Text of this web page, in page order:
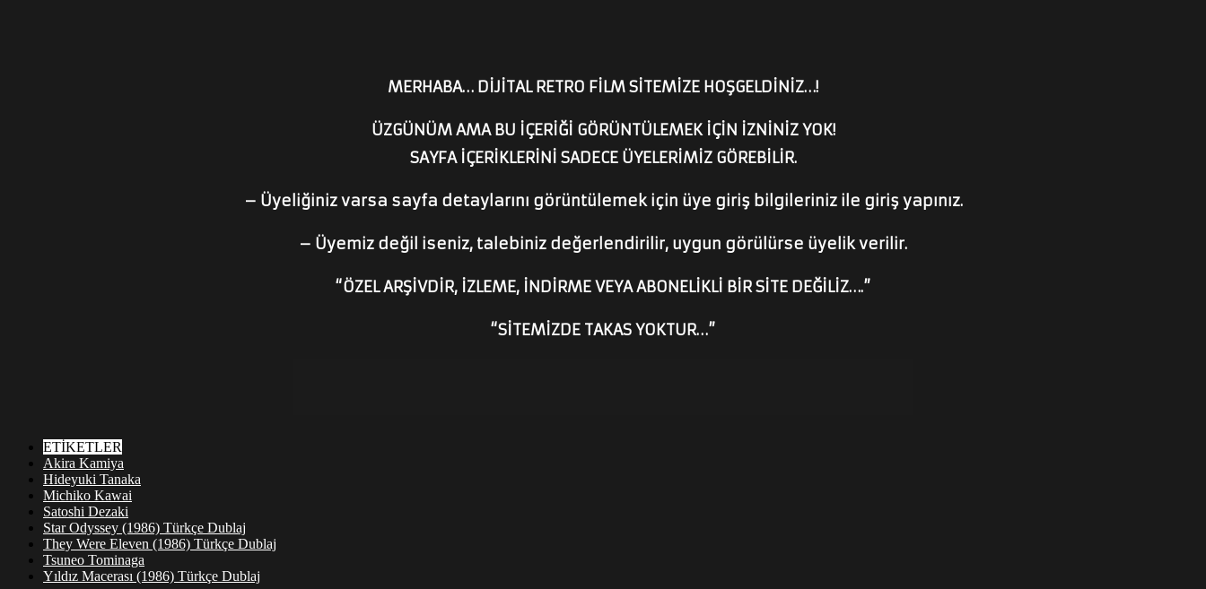
MERHABA… DİJİTAL RETRO FİLM SİTEMİZE HOŞGELDİNİZ…!
ÜZGÜNÜM AMA BU İÇERİĞİ GÖRÜNTÜLEMEK İÇİN İZNİNİZ YOK!
SAYFA İÇERİKLERİNİ SADECE ÜYELERİMİZ GÖREBİLİR.
– Üyeliğiniz varsa sayfa detaylarını görüntülemek için üye giriş bilgileriniz ile giriş yapınız.
– Üyemiz değil iseniz, talebiniz değerlendirilir, uygun görülürse üyelik verilir.
“ÖZEL ARŞİVDİR, İZLEME, İNDİRME VEYA ABONELİKLİ BİR SİTE DEĞİLİZ….”
“SİTEMİZDE TAKAS YOKTUR…”
ETİKETLER
Akira Kamiya
Hideyuki Tanaka
Michiko Kawai
Satoshi Dezaki
Star Odyssey (1986) Türkçe Dublaj
They Were Eleven (1986) Türkçe Dublaj
Tsuneo Tominaga
Yıldız Macerası (1986) Türkçe Dublaj